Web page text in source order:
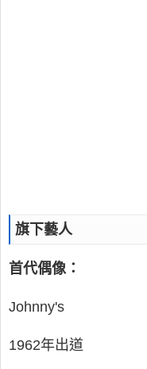
旗下藝人
首代偶像：
Johnny's
1962年出道